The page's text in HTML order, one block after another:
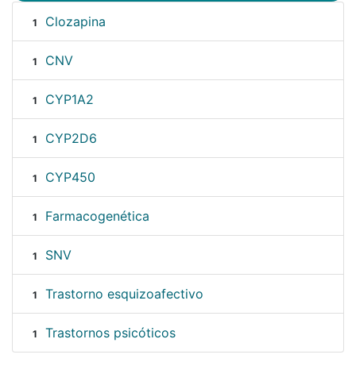
1 Clozapina
1 CNV
1 CYP1A2
1 CYP2D6
1 CYP450
1 Farmacogenética
1 SNV
1 Trastorno esquizoafectivo
1 Trastornos psicóticos